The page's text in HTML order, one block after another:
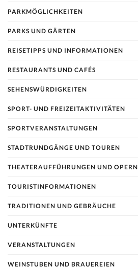
PARKMÖGLICHKEITEN
PARKS UND GÄRTEN
REISETIPPS UND INFORMATIONEN
RESTAURANTS UND CAFÉS
SEHENSWÜRDIGKEITEN
SPORT- UND FREIZEITAKTIVITÄTEN
SPORTVERANSTALTUNGEN
STADTRUNDGÄNGE UND TOUREN
THEATERAUFFÜHRUNGEN UND OPERN
TOURISTINFORMATIONEN
TRADITIONEN UND GEBRÄUCHE
UNTERKÜNFTE
VERANSTALTUNGEN
WEINSTUBEN UND BRAUEREIEN